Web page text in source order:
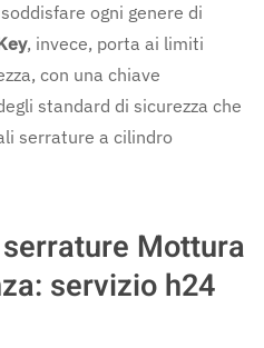
ogni genere di
, invece, porta ai limiti
con una chiave
standard di sicurezza che
serrature a cilindro
Mottura
servizio h24